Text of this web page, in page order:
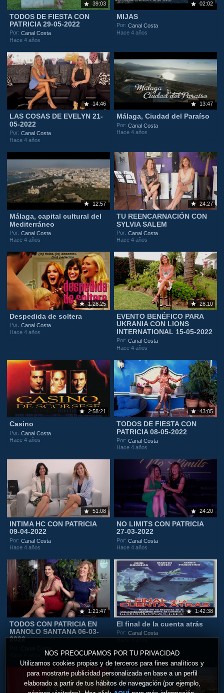
NOS PREOCUPAMOS POR TU PRIVACIDAD
Utilizamos cookies propias y de terceros para fines analíticos y
para mostrarte publicidad personalizada en base a un perfil
elaborado a partir de tus hábitos de navegación (por ejemplo,
39:03
TODOS DE FIESTA CON
PATRICIA 29-05-2022
Por:Canal Costa
Hace 4 años
02:02
MIJAS
Por:Canal Costa
Hace 4 años
14:46
LAS COSAS DE EVELYN 21-
05-2022
Por:Canal Costa
Hace 4 años
13:47
Málaga, Ciudad del Paraíso
Por:Canal Costa
Hace 4 años
12:57
Málaga, capital cultural del
Mediterráneo
Por:Canal Costa
Hace 4 años
24:27
TU REENCARNACIÓN CON
SYLVIA SALEM
Por:Canal Costa
Hace 4 años
1:26:25
Despedida de soltera
Por:Canal Costa
Hace 4 años
26:10
EVENTO BENÉFICO PARA
UKRANIA CON LIONS
INTERNATIONAL 15-05-2022
Por:Canal Costa
Hace 4 años
2:58:21
Casino
Por:Canal Costa
Hace 4 años
43:05
TODOS DE FIESTA CON
PATRICIA 08-05-2022
Por:Canal Costa
Hace 4 años
51:08
INTIMA HC CON PATRICIA
09-04-2022
Por:Canal Costa
Hace 4 años
24:20
NO LIMITS CON PATRICIA
27-03-2022
Por:Canal Costa
Hace 4 años
1:21:47
TODOS CON PATRICIA EN
MANOLO SANTANA 06-03-
2022
1:42:38
El final de la cuenta atrás
Por:Canal Costa
Hace 4 años